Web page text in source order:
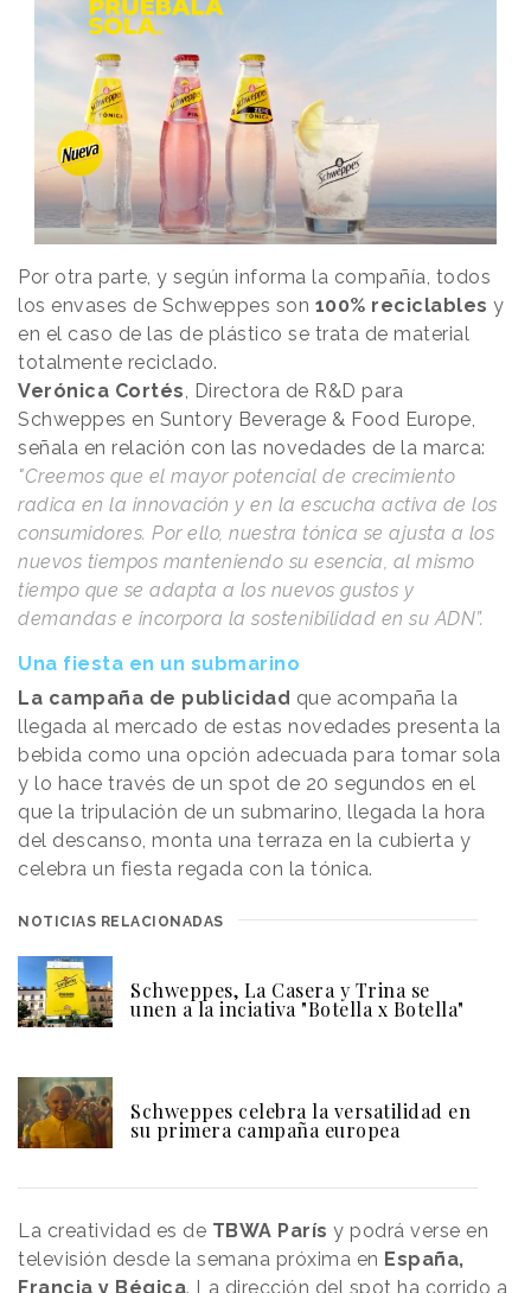
Por otra parte, y según informa la compañía, todos
los envases de Schweppes son 100% reciclables y
en el caso de las de plástico se trata de material
totalmente reciclado.
Verónica Cortés , Directora de R&D para
Schweppes en Suntory Beverage & Food Europe,
señala en relación con las novedades de la marca:
"Creemos que el mayor potencial de crecimiento
radica en la innovación y en la escucha activa de los
consumidores. Por ello, nuestra tónica se ajusta a los
nuevos tiempos manteniendo su esencia, al mismo
tiempo que se adapta a los nuevos gustos y
demandas e incorpora la sostenibilidad en su ADN”.
Una fiesta en un submarino
La campaña de publicidad que acompaña la
llegada al mercado de estas novedades presenta la
bebida como una opción adecuada para tomar sola
y lo hace través de un spot de 20 segundos en el
que la tripulación de un submarino, llegada la hora
del descanso, monta una terraza en la cubierta y
celebra un fiesta regada con la tónica.
NOTICIAS RELACIONADAS
Schweppes, La Casera y Trina se
unen a la inciativa "Botella x Botella"
Schweppes celebra la versatilidad en
su primera campaña europea
La creatividad es de TBWA París y podrá verse en
televisión desde la semana próxima en España,
Francia y Bégica. La dirección del spot ha corrido a